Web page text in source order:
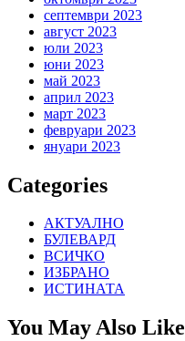
септември 2023
август 2023
юли 2023
юни 2023
май 2023
април 2023
март 2023
февруари 2023
януари 2023
Categories
АКТУАЛНО
БУЛЕВАРД
ВСИЧКО
ИЗБРАНО
ИСТИНАТА
You May Also Like